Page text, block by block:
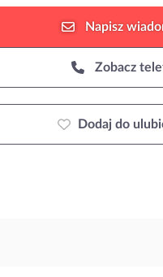
Napisz
Zobacz
Dodaj do